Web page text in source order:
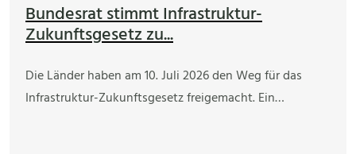
Bundesrat stimmt Infrastruktur-
Zukunftsgesetz zu...
Die Länder haben am 10. Juli 2026 den Weg für das
Infrastruktur-Zukunftsgesetz freigemacht. Ein…